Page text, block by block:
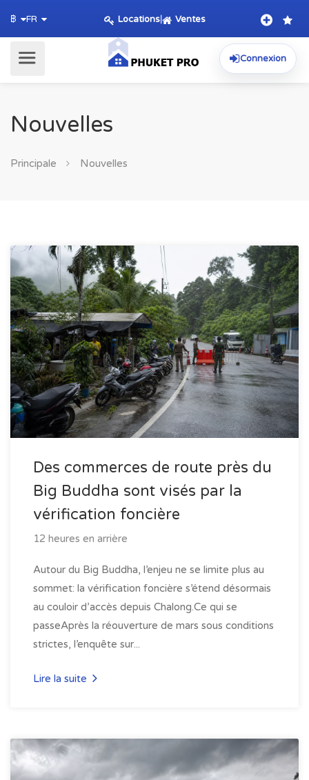
฿ FR Locations| Ventes
Connexion
Nouvelles
Principale Nouvelles
Des commerces de route près du
Big Buddha sont visés par la
vérification foncière
12 heures en arrière
Autour du Big Buddha, l’enjeu ne se limite plus au
sommet: la vérification foncière s’étend désormais
au couloir d’accès depuis Chalong.Ce qui se
passeAprès la réouverture de mars sous conditions
strictes, l’enquête sur...
Lire la suite